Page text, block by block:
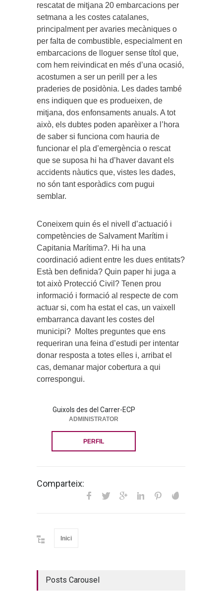
rescatat de mitjana 20 embarcacions per
setmana a les costes catalanes,
principalment per avaries mecàniques o
per falta de combustible, especialment en
embarcacions de lloguer sense títol que,
com hem reivindicat en més d’una ocasió,
acostumen a ser un perill per a les
praderies de posidònia. Les dades també
ens indiquen que es produeixen, de
mitjana, dos enfonsaments anuals. A tot
això, els dubtes poden aparèixer a l’hora
de saber si funciona com hauria de
funcionar el pla d’emergència o rescat
que se suposa hi ha d’haver davant els
accidents nàutics que, vistes les dades,
no són tant esporàdics com pugui
semblar.
Coneixem quin és el nivell d’actuació i
competències de Salvament Marítim i
Capitania Marítima?. Hi ha una
coordinació adient entre les dues entitats?
Està ben definida? Quin paper hi juga a
tot això Protecció Civil? Tenen prou
informació i formació al respecte de com
actuar si, com ha estat el cas, un vaixell
embarranca davant les costes del
municipi? Moltes preguntes que ens
requeriran una feina d’estudi per intentar
donar resposta a totes elles i, arribat el
cas, demanar major cobertura a qui
correspongui.
Guixols des del Carrer-ECP
ADMINISTRATOR
PERFIL
Comparteix:
Inici
Posts Carousel